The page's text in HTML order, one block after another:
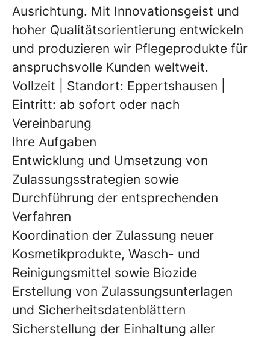
Ausrichtung. Mit Innovationsgeist und
hoher Qualitätsorientierung entwickeln
und produzieren wir Pflegeprodukte für
anspruchsvolle Kunden weltweit.
Vollzeit | Standort: Eppertshausen |
Eintritt: ab sofort oder nach
Vereinbarung
Ihre Aufgaben
Entwicklung und Umsetzung von
Zulassungsstrategien sowie
Durchführung der entsprechenden
Verfahren
Koordination der Zulassung neuer
Kosmetikprodukte, Wasch- und
Reinigungsmittel sowie Biozide
Erstellung von Zulassungsunterlagen
und Sicherheitsdatenblättern
Sicherstellung der Einhaltung aller